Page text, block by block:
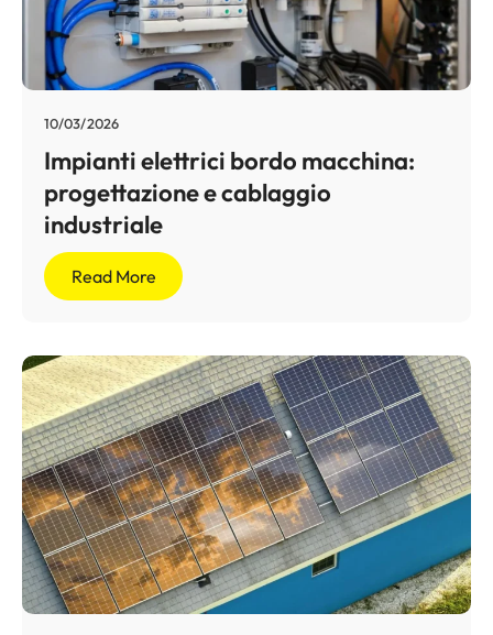
10/03/2026
Impianti elettrici bordo macchina:
progettazione e cablaggio
industriale
Read More